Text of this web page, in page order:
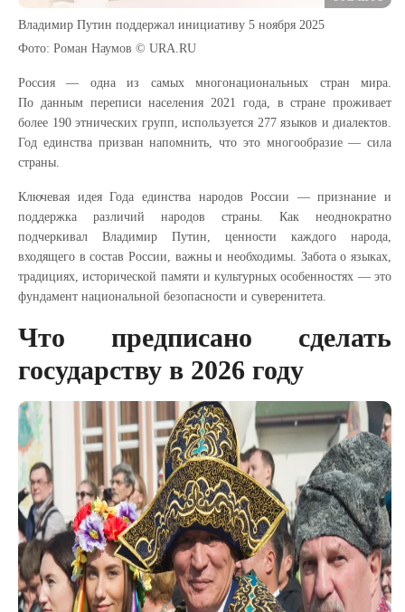
Владимир Путин поддержал инициативу 5 ноября 2025
Фото: Роман Наумов © URA.RU
Россия — одна из самых многонациональных стран мира.
По данным переписи населения 2021 года, в стране проживает
более 190 этнических групп, используется 277 языков и диалектов.
Год единства призван напомнить, что это многообразие — сила
страны.
Ключевая идея Года единства народов России — признание и
поддержка различий народов страны. Как неоднократно
подчеркивал Владимир Путин, ценности каждого народа,
входящего в состав России, важны и необходимы. Забота о языках,
традициях, исторической памяти и культурных особенностях — это
фундамент национальной безопасности и суверенитета.
Что предписано сделать
государству в 2026 году